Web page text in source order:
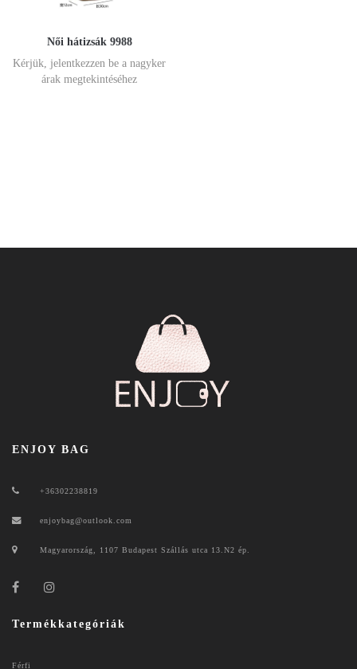
Női hátizsák 9988
Kérjük, jelentkezzen be a nagyker
árak megtekintéséhez
ENJOY BAG
+36302238819
enjoybag@outlook.com
Magyarország, 1107 Budapest Szállás utca 13.N2 ép.
Termékkategóriák
Férfi